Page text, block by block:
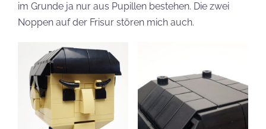
im Grunde ja nur aus Pupillen bestehen. Die zwei
Noppen auf der Frisur stören mich auch.